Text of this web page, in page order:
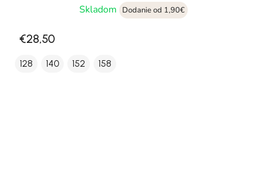
Skladom
Dodanie od 1,90€
€28,50
128 140 152 158